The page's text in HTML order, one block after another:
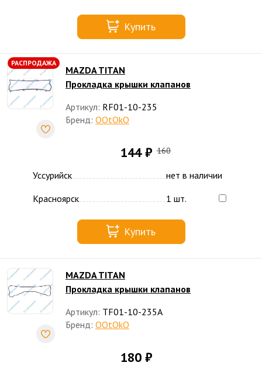
Купить
РАСПРОДАЖА
MAZDA TITAN
Прокладка крышки клапанов
Артикул: RF01-10-235
Бренд: OOtOkO
144 ₽ 160
Уссурийск
нет в наличии
Красноярск
1 шт.
Купить
MAZDA TITAN
Прокладка крышки клапанов
Артикул: TF01-10-235A
Бренд: OOtOkO
180 ₽